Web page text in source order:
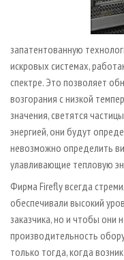
запатентованную
искровых системах,
спектре. Это позволяет
возгорания с низкой
значения, светятся
энергией, они будут
невозможно определить
улавливающие тепловую
Фирма Firefly всегда
обеспечивали высокий
заказчика, но и чтобы они
производительность
только тогда, когда